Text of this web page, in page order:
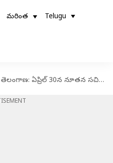
మరింత Telugu
తెలంగాణ: ఏప్రిల్ 30న నూతన సచివాలయ ప్రారంభోత్సవం